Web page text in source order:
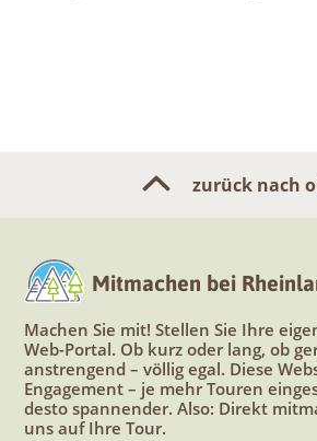
zurück nach
Mitmachen bei
Machen Sie mit! Stellen Sie Ihre
Web-Portal. Ob kurz oder lang, ob
anstrengend – völlig egal. Diese
Engagement – je mehr Touren
desto spannender. Also: Direkt
uns auf Ihre Tour.